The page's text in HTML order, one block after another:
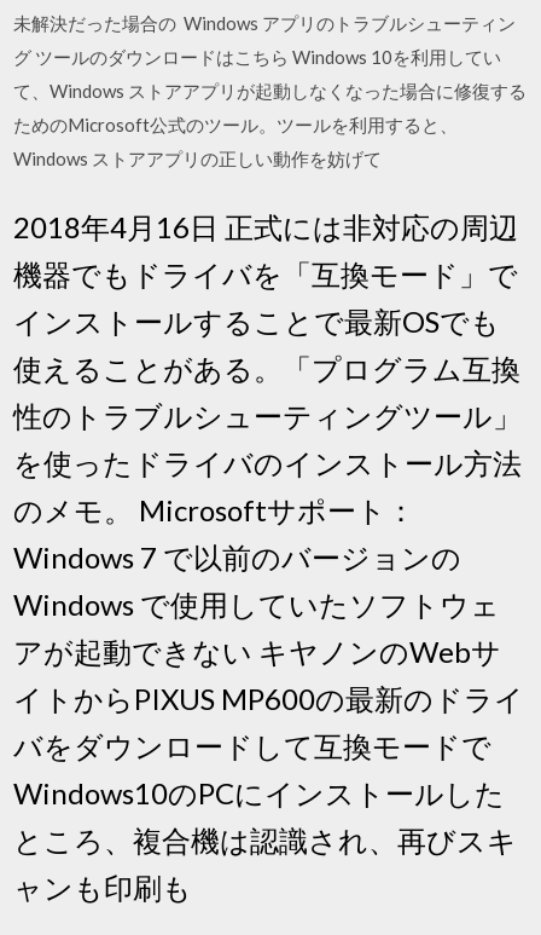
未解決だった場合の Windows アプリのトラブルシューティン
グ ツールのダウンロードはこちら Windows 10を利用してい
て、Windows ストアアプリが起動しなくなった場合に修復する
ためのMicrosoft公式のツール。ツールを利用すると、
Windows ストアアプリの正しい動作を妨げて
2018年4月16日 正式には非対応の周辺
機器でもドライバを「互換モード」で
インストールすることで最新OSでも
使えることがある。「プログラム互換
性のトラブルシューティングツール」
を使ったドライバのインストール方法
のメモ。 Microsoftサポート：
Windows 7 で以前のバージョンの
Windows で使用していたソフトウェ
アが起動できない キヤノンのWebサ
イトからPIXUS MP600の最新のドライ
バをダウンロードして互換モードで
Windows10のPCにインストールした
ところ、複合機は認識され、再びスキ
ャンも印刷も